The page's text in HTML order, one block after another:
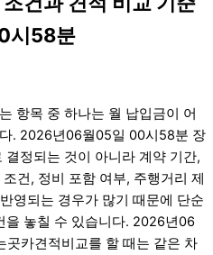
시58분
항목 중 하나는 월 납입금이 어
. 2026년06월05일 00시58분 장
정되는 것이 아니라 계약 기간,
건, 정비 포함 여부, 주행거리 제
영되는 경우가 많기 때문에 단순
을 놓칠 수 있습니다. 2026년06
카견적비교를 할 때는 같은 차